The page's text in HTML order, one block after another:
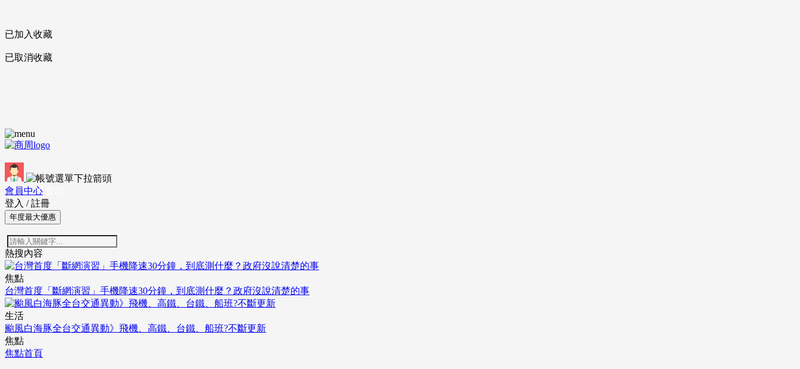
已加入收藏
已取消收藏
會員中心
登入 / 註冊
年度最大優惠
熱搜內容
焦點
台灣首度「斷網演習」手機降速30分鐘，到底測什麼？政府沒說清楚的事
生活
颱風白海豚全台交通異動》飛機、高鐵、台鐵、船班?不斷更新
焦點
焦點首頁